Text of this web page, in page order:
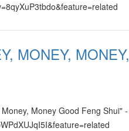
MONEY, MONEY,
Money Good Feng Shui" -